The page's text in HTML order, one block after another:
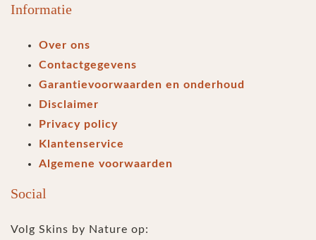
Informatie
Over ons
Contactgegevens
Garantievoorwaarden en onderhoud
Disclaimer
Privacy policy
Klantenservice
Algemene voorwaarden
Social
Volg Skins by Nature op: